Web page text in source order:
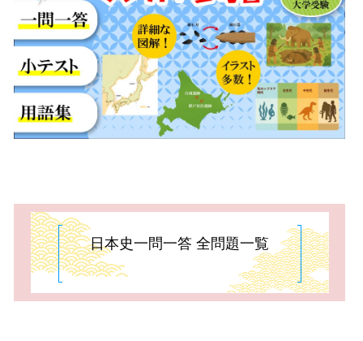
日本史一問一答 全問題一覧